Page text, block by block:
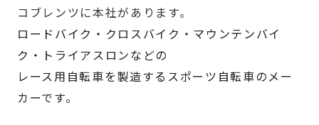
コブレンツに本社があります。
ロードバイク・クロスバイク・マウンテンバイ
ク・トライアスロンなどの
レース用自転車を製造するスポーツ自転車のメー
カーです。